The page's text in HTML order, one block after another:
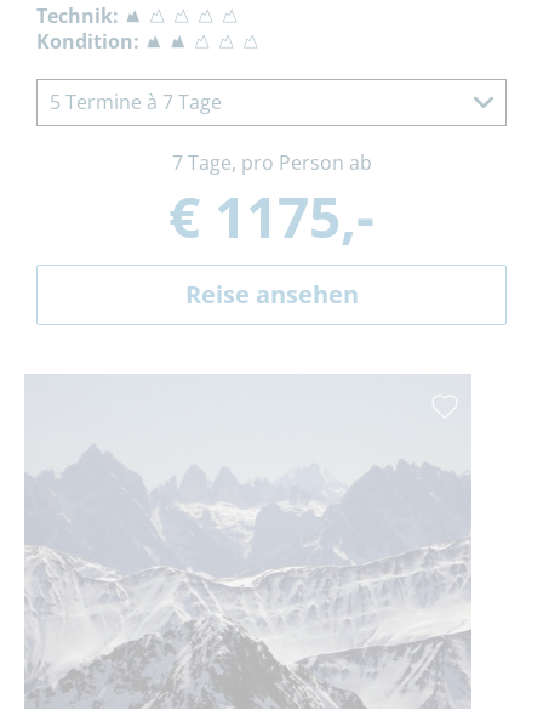
Technik:
Kondition:
5 Termine à 7 Tage
7 Tage, pro Person ab
€ 1175,-
Reise ansehen